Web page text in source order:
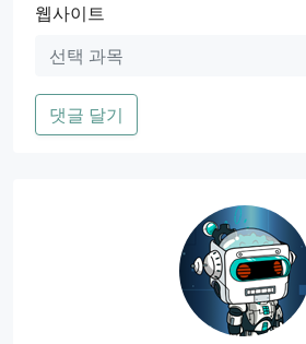
웹사이트
댓글 달기